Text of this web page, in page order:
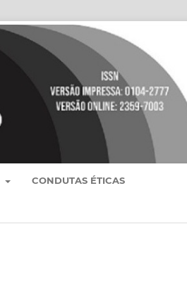
CONDUTAS ÉTICAS